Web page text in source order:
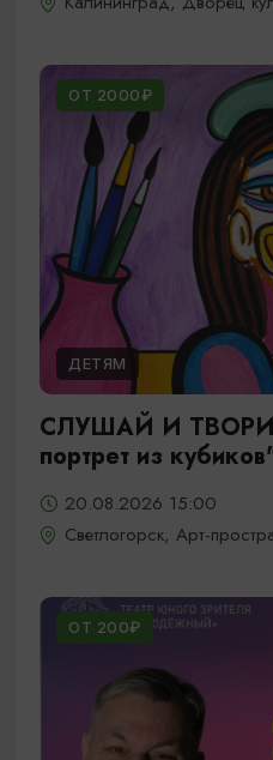
ОТ 2000₽
ДЕТЯМ
СЛУШАЙ И
портрет из
20.08.2026 15:00
Светлогорск, Арт-
ОТ 200₽